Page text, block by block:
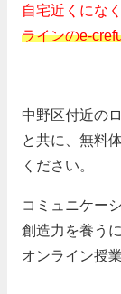
自宅近くにな
ラインのe-
中野区付近の
と共に、無料
ください。
コミュニケー
創造力を養う
オンライン授